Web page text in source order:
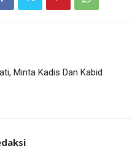
Minta Kadis Dan Kabid